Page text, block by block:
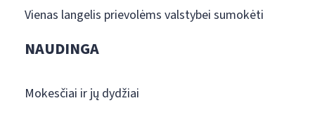
Vienas langelis prievolėms valstybei sumokėti
NAUDINGA
Mokesčiai ir jų dydžiai